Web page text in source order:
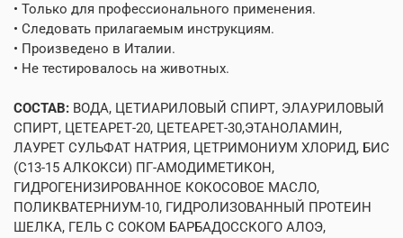
• Только для профессионального применения.
• Следовать прилагаемым инструкциям.
• Произведено в Италии.
• Не тестировалось на животных.
СОСТАВ: ВОДА, ЦЕТИАРИЛОВЫЙ СПИРТ, ЭЛАУРИЛОВЫЙ
СПИРТ, ЦЕТЕАРЕТ-20, ЦЕТЕАРЕТ-30,ЭТАНОЛАМИН,
ЛАУРЕТ СУЛЬФАТ НАТРИЯ, ЦЕТРИМОНИУМ ХЛОРИД, БИС
(С13-15 АЛКОКСИ) ПГ-АМОДИМЕТИКОН,
ГИДРОГЕНИЗИРОВАННОЕ КОКОСОВОЕ МАСЛО,
ПОЛИКВАТЕРНИУМ-10, ГИДРОЛИЗОВАННЫЙ ПРОТЕИН
ШЕЛКА, ГЕЛЬ С СОКОМ БАРБАДОССКОГО АЛОЭ,